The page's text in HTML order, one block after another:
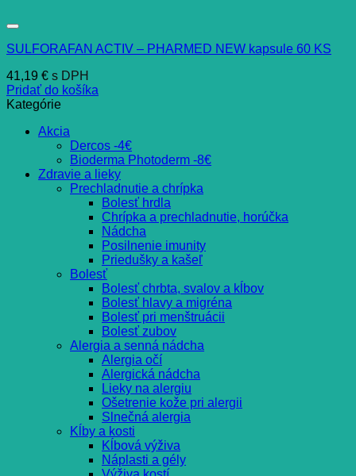
SULFORAFAN ACTIV – PHARMED NEW kapsule 60 KS
41,19 € s DPH
Pridať do košíka
Kategórie
Akcia
Dercos -4€
Bioderma Photoderm -8€
Zdravie a lieky
Prechladnutie a chrípka
Bolesť hrdla
Chrípka a prechladnutie, horúčka
Nádcha
Posilnenie imunity
Priedušky a kašeľ
Bolesť
Bolesť chrbta, svalov a kĺbov
Bolesť hlavy a migréna
Bolesť pri menštruácii
Bolesť zubov
Alergia a senná nádcha
Alergia očí
Alergická nádcha
Lieky na alergiu
Ošetrenie kože pri alergii
Slnečná alergia
Kĺby a kosti
Kĺbová výživa
Náplasti a gély